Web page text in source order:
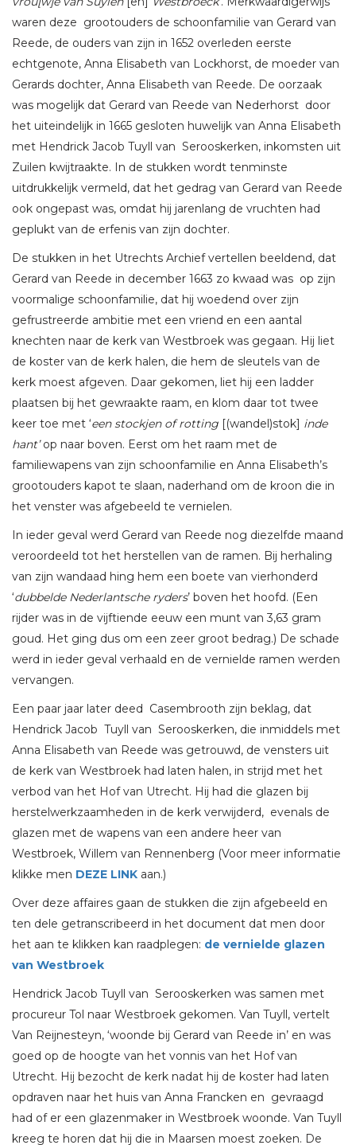
waren deze grootouders de schoonfamilie van Gerard van
Reede, de ouders van zijn in 1652 overleden eerste
echtgenote, Anna Elisabeth van Lockhorst, de moeder van
Gerards dochter, Anna Elisabeth van Reede. De oorzaak
was mogelijk dat Gerard van Reede van Nederhorst door
het uiteindelijk in 1665 gesloten huwelijk van Anna Elisabeth
met Hendrick Jacob Tuyll van Serooskerken, inkomsten uit
Zuilen kwijtraakte. In de stukken wordt tenminste
uitdrukkelijk vermeld, dat het gedrag van Gerard van Reede
ook ongepast was, omdat hij jarenlang de vruchten had
geplukt van de erfenis van zijn dochter.
De stukken in het Utrechts Archief vertellen beeldend, dat
Gerard van Reede in december 1663 zo kwaad was op zijn
voormalige schoonfamilie, dat hij woedend over zijn
gefrustreerde ambitie met een vriend en een aantal
knechten naar de kerk van Westbroek was gegaan. Hij liet
de koster van de kerk halen, die hem de sleutels van de
kerk moest afgeven. Daar gekomen, liet hij een ladder
plaatsen bij het gewraakte raam, en klom daar tot twee
keer toe met ‘een stockjen of rotting [(wandel)stok] inde
hant’op naar boven. Eerst om het raam met de
familiewapens van zijn schoonfamilie en Anna Elisabeth’s
grootouders kapot te slaan, naderhand om de kroon die in
het venster was afgebeeld te vernielen.
In ieder geval werd Gerard van Reede nog diezelfde maand
veroordeeld tot het herstellen van de ramen. Bij herhaling
van zijn wandaad hing hem een boete van vierhonderd
‘dubbelde Nederlantsche ryders’ boven het hoofd. (Een
rijder was in de vijftiende eeuw een munt van 3,63 gram
goud. Het ging dus om een zeer groot bedrag.) De schade
werd in ieder geval verhaald en de vernielde ramen werden
vervangen.
Een paar jaar later deed Casembrooth zijn beklag, dat
Hendrick Jacob Tuyll van Serooskerken, die inmiddels met
Anna Elisabeth van Reede was getrouwd, de vensters uit
de kerk van Westbroek had laten halen, in strijd met het
verbod van het Hof van Utrecht. Hij had die glazen bij
herstelwerkzaamheden in de kerk verwijderd, evenals de
glazen met de wapens van een andere heer van
Westbroek, Willem van Rennenberg (Voor meer informatie
klikke men DEZE LINK aan.)
Over deze affaires gaan de stukken die zijn afgebeeld en
ten dele getranscribeerd in het document dat men door
het aan te klikken kan raadplegen: de vernielde glazen
van Westbroek
Hendrick Jacob Tuyll van Serooskerken was samen met
procureur Tol naar Westbroek gekomen. Van Tuyll, vertelt
Van Reijnesteyn, ‘woonde bij Gerard van Reede in’ en was
goed op de hoogte van het vonnis van het Hof van
Utrecht. Hij bezocht de kerk nadat hij de koster had laten
opdraven naar het huis van Anna Francken en gevraagd
had of er een glazenmaker in Westbroek woonde. Van Tuyll
kreeg te horen dat hij die in Maarsen moest zoeken. De